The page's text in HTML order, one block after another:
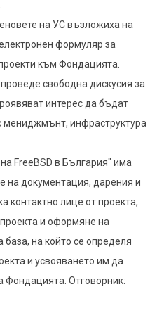
на УС възложиха на
формуляр за
към Фондацията.
свободна дискусия за
интерес да бъдат
мениджмънт, инфраструктура
FreeBSD в България" има
на документация, дарения и
контактно лице от проекта,
и оформяне на
база, на който се определя
и усвояването им да
Фондацията. Отговорник: